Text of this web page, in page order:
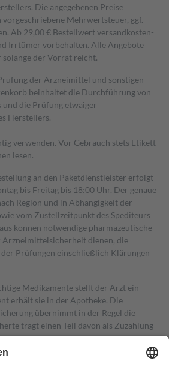
Die angegebenen Preise
Mehrwertsteuer, ggf.
Ab 29,00 € Bestell­wert versand­kosten­
Irrtümer vorbehalten. Alle Angebote
der Vorrat reicht.
der Arzneimittel und sonstigen
beinhaltet die Durchführung von
die Prüfung etwaiger
Herstellers.
verwenden. Vor Gebrauch stets Etikett
lesen.
an den Paketdienstleister erfolgt
bis Freitag bis 18:00 Uhr. Der genaue
Region und in Abhängigkeit der
vom Zustellzeitpunkt des Spediteurs
können notwendige pharmazeutische
Arzneimittelsicherheit dienen, die
Prüfungen einschließlich Klärungen
Medikamente stellt der Arzt ein
erhält sie in der Apotheke. Die
übernimmt in der Regel die
trägt einen Teil davon als Zuzahlung
Zuzahlungen in Höhe von zehn